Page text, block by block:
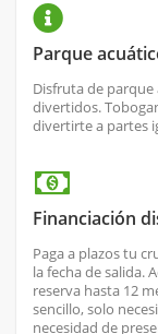
Parque
Disfruta de
divertidos.
divertirte a partes
Financiación
Paga a plazos tu
la fecha de salida.
reserva hasta 12
sencillo, solo
necesidad de